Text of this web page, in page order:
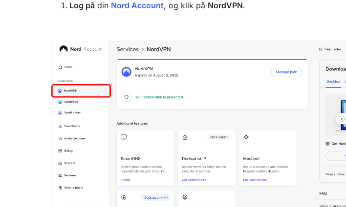
Log på din Nord Account, og klik på NordVPN.